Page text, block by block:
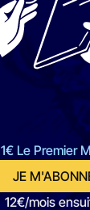
1€ Le Premier
JE
12€/mois